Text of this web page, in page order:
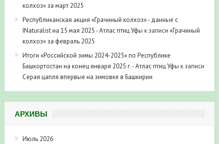
колхоз» за март 2025
Республиканская акция «Грачиный колхоз» - данные с
INaturalist на 15 мая 2025 - Атлас птиц Уфы к записи «Грачиный
колхоз» за февраль 2025
Итоги «Российской зимы 2024-2025» по Республике
Башкортостан на конец января 2025 г. - Атлас птиц Уфы к записи
Серая цапля впервые на зимовке в Башкирии
АРХИВЫ
Июль 2026